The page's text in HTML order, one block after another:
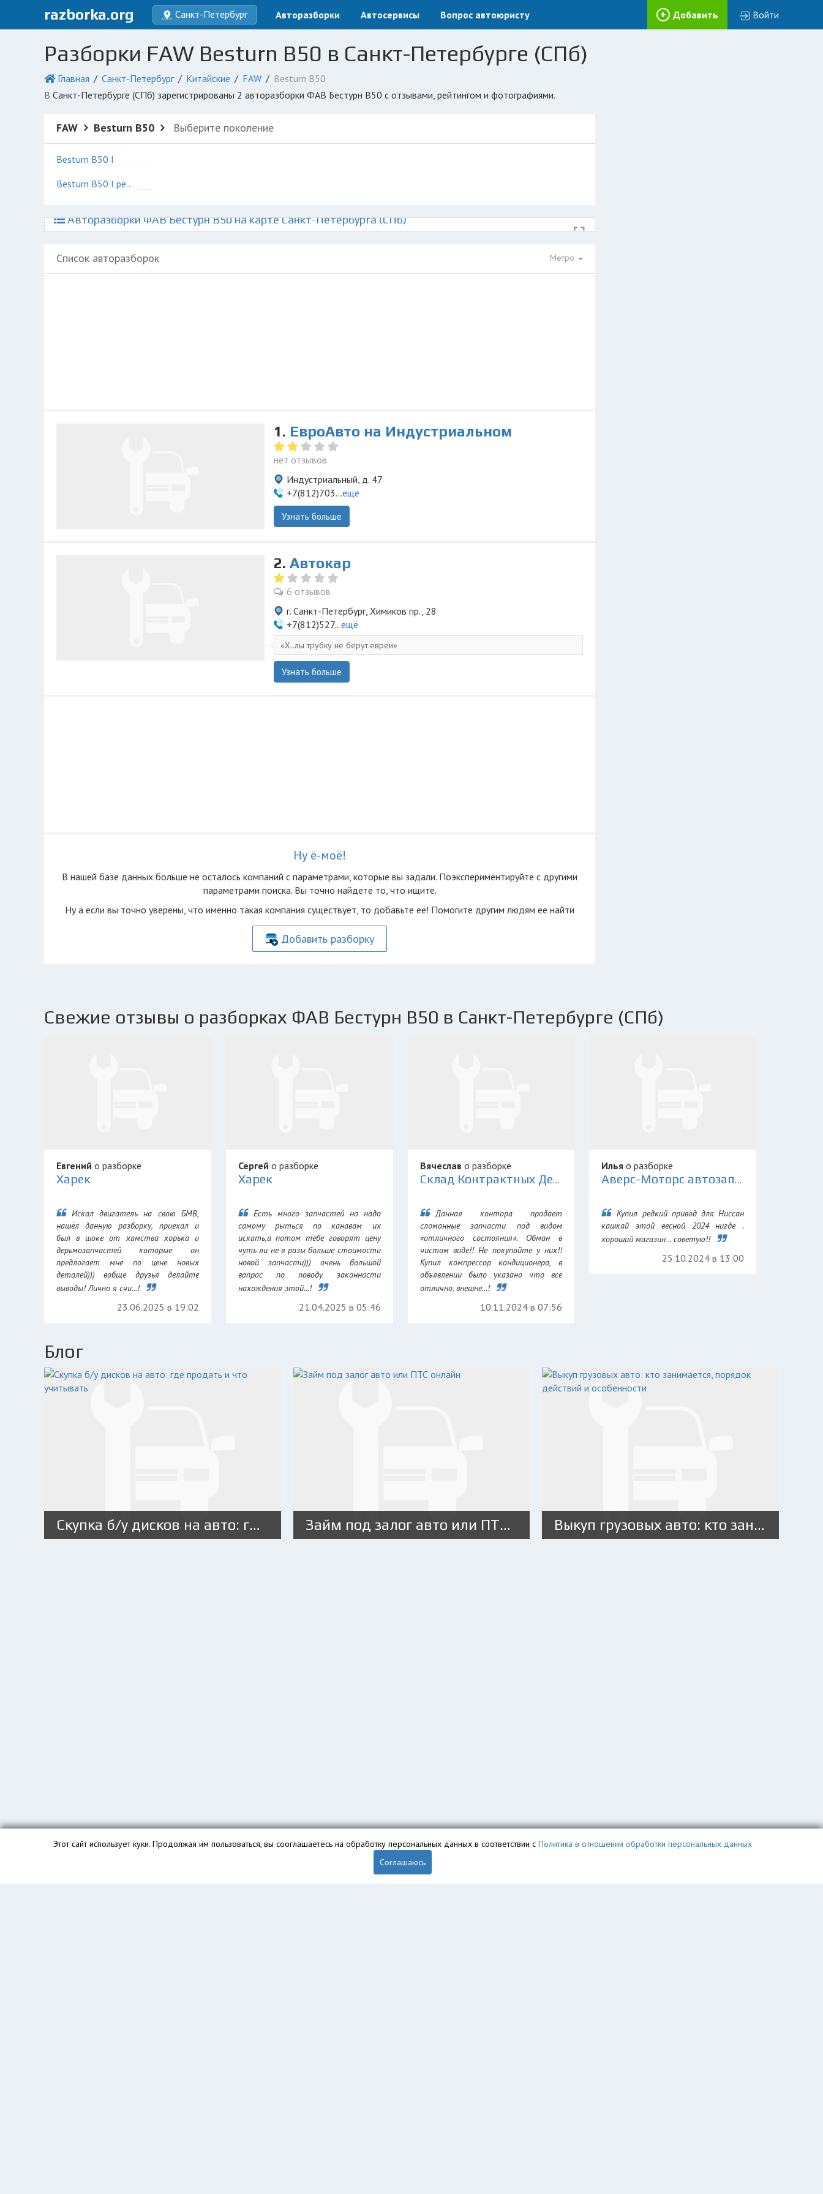
razborka.org Санкт-Петербург Авторазборки Автосервисы Вопрос автоюристу Добавить Войти
Разборки FAW Besturn B50 в Санкт-Петербурге (СПб)
Главная Санкт-Петербург Китайские FAW
Besturn B50
в Санкт-Петербурге (СПб) зарегистрированы 2 авторазборки ФАВ Бестурн В50 с отзывами, рейтингом и фотографиями.
FAW Besturn B50 Выберите поколение
Besturn B50 I
Besturn B50 I рестайлинг
Авторазборки ФАВ Бестурн В50 на карте Санкт-Петербурга (СПб)
Список авторазборок Метро
1. ЕвроАвто на Индустриальном
нет отзывов
Индустриальный, д. 47
+7(812)703...ещё
Узнать больше
2. Автокар
6 отзывов
г. Санкт-Петербург, Химиков пр., 28
+7(812)527...ещё
Х..лы трубку не берут.евреи
Узнать больше
Ну ё-моё!
В нашей базе данных больше не осталоcь компаний с параметрами, которые вы задали. Поэкспериментируйте с другими
параметрами поиска. Вы точно найдете то, что ищите.
Ну а если вы точно уверены, что именно такая компания существует, то добавьте её! Помогите другим людям её найти
Добавить разборку
Свежие отзывы о разборках ФАВ Бестурн В50 в Санкт-Петербурге (СПб)
Евгений о разборке
Харек
Искал двигатель на свою БМВ,
нашёл данную разборку, приехал и
был в шоке от хамства хорька и
дерьмозапчастей которые он
предлогает мне по цене новых
деталей))) вобще друзья делайте
выводы! Лично я счи...!
23.06.2025 в 19:02
Сергей о разборке
Харек
Есть много запчастей но надо
самому рыться по канавам их
искать,а потом тебе говорят цену
чуть ли не в разы больше стоимости
новой запчасти))) очень большой
вопрос по поводу законности
нахождения этой...!
21.04.2025 в 05:46
Вячеслав о разборке
Склад Контрактных Деталей 78
Данная контора продает
сломанные запчасти под видом
«отличного состояния». Обман в
чистом виде!! Не покупайте у них!!
Купил компрессор кондиционера, в
объявлении было указано что все
отлично, внешне...!
10.11.2024 в 07:56
Илья о разборке
Аверс-Моторс автозапчасти для иномарок
Купил редкий привод для Ниссан
кашкай этой весной 2024 нигде .
хороший магазин .. советую!!
25.10.2024 в 13:00
Блог
Скупка б/у дисков на авто: где продать и что учитывать Займ под залог авто или ПТС онлайн Выкуп грузовых авто: кто занимается, порядок действий и особенности
Этот сайт использует куки. Продолжая им пользоваться, вы сооглашаетесь на обработку персональных данных в соответствии с Политика в отношении обработки персональных данных
Соглашаюсь